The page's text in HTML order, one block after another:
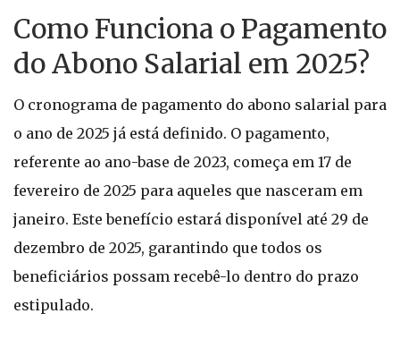
Como Funciona o Pagamento
do Abono Salarial em 2025?
O cronograma de pagamento do abono salarial para
o ano de 2025 já está definido. O pagamento,
referente ao ano-base de 2023, começa em 17 de
fevereiro de 2025 para aqueles que nasceram em
janeiro. Este benefício estará disponível até 29 de
dezembro de 2025, garantindo que todos os
beneficiários possam recebê-lo dentro do prazo
estipulado.